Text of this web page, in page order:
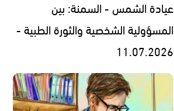
عيادة الشمس - السمنة: بين
المسؤولية الشخصية والثورة الطبية -
11.07.2026